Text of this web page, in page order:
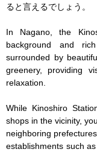
ると言えるでしょう。
In Nagano, the
background and
surrounded by
greenery, providing
relaxation.
While Kinoshiro
shops in the vicinity,
neighboring
establishments such